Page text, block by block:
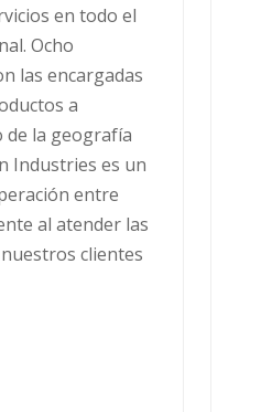
en todo el
Ocho
las encargadas
a
la geografía
Industries es un
entre
al atender las
clientes